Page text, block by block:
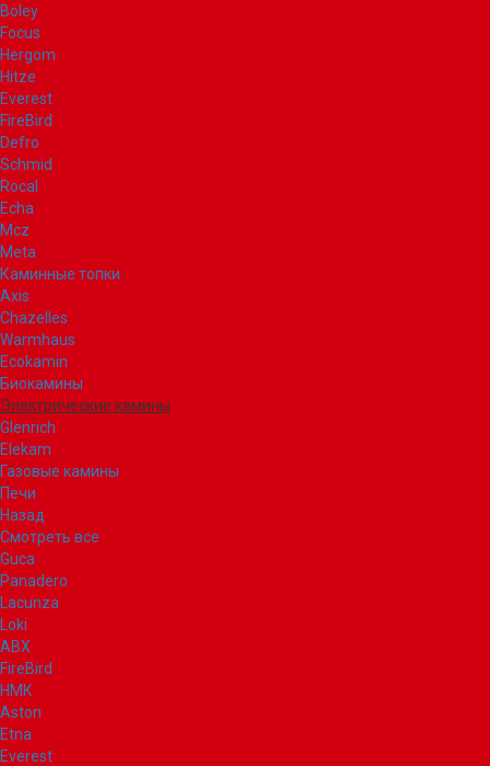
Boley
Focus
Hergom
Hitze
Everest
FireBird
Defro
Schmid
Rocal
Echa
Mcz
Meta
Каминные топки
Axis
Chazelles
Warmhaus
Ecokamin
Биокамины
Электрические камины
Glenrich
Elekam
Газовые камины
Печи
Назад
Смотреть все
Guca
Panadero
Lacunza
Loki
ABX
FireBird
НМК
Aston
Etna
Everest